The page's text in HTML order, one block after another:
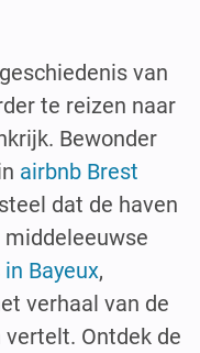
van
te reizen naar
Bewonder
airbnb Brest
dat de haven
Bayeux,
verhaal van de
Ontdek de